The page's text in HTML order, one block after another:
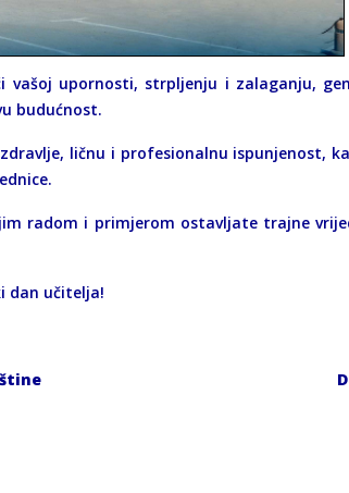
vašoj upornosti, strpljenju i zalaganju,
budućnost.
ličnu i profesionalnu ispunjenost,
radom i primjerom ostavljate trajne
dan učitelja!
Ivo